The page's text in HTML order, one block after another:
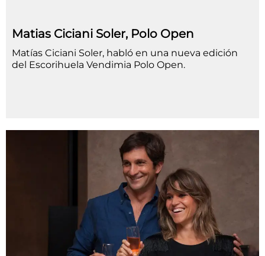
Matias Ciciani Soler, Polo Open
Matías Ciciani Soler, habló en una nueva edición
del Escorihuela Vendimia Polo Open.